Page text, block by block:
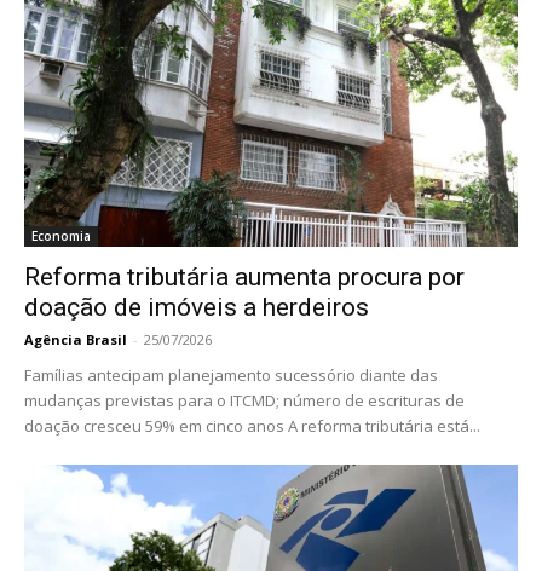
Economia
Reforma tributária aumenta procura por
doação de imóveis a herdeiros
Agência Brasil - 25/07/2026
Famílias antecipam planejamento sucessório diante das
mudanças previstas para o ITCMD; número de escrituras de
doação cresceu 59% em cinco anos A reforma tributária está...